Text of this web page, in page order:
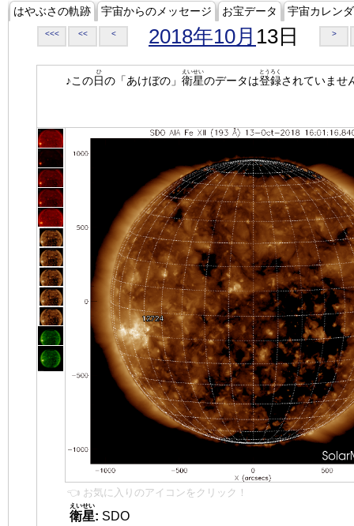
はやぶさの軌跡 宇宙からのメッセージ お宝データ 宇宙カレン
<<< << < 2018年10月 13日 >
♪この日
ひ
の「あけぼの」 衛星
えいせい
のデータは登録
とうろく
されていませ
👈 お気に入りのアイコンをクリック！
衛星
えいせい
: SDO